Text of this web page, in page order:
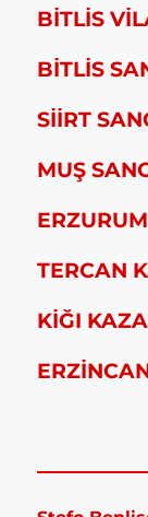
BİTLİS
BİTLİS
SİİRT
MUŞ
TERCAN
KİĞI